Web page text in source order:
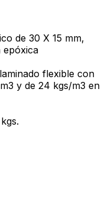
de 30 X 15 mm,
epóxica
flexible con
y de 24 kgs/m3 en